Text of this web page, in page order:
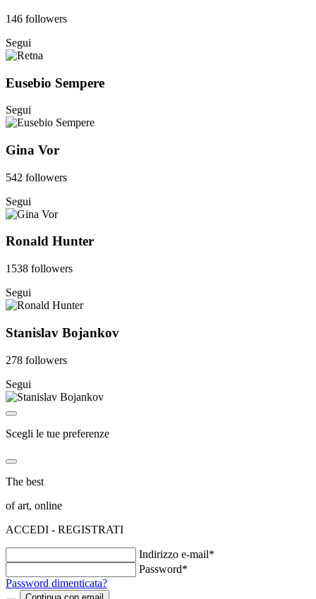
146 followers
Segui
Eusebio Sempere
Segui
Gina Vor
542 followers
Segui
Ronald Hunter
1538 followers
Segui
Stanislav Bojankov
278 followers
Segui
Scegli le tue preferenze
The best
of art, online
ACCEDI - REGISTRATI
Indirizzo e-mail*
Password*
Password dimenticata?